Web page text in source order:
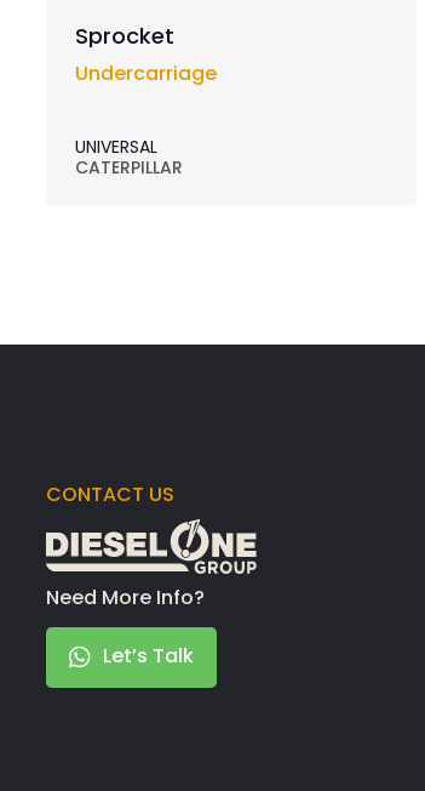
Sprocket
Undercarriage
UNIVERSAL
CATERPILLAR
CONTACT US
Need More Info?
Let’s Talk